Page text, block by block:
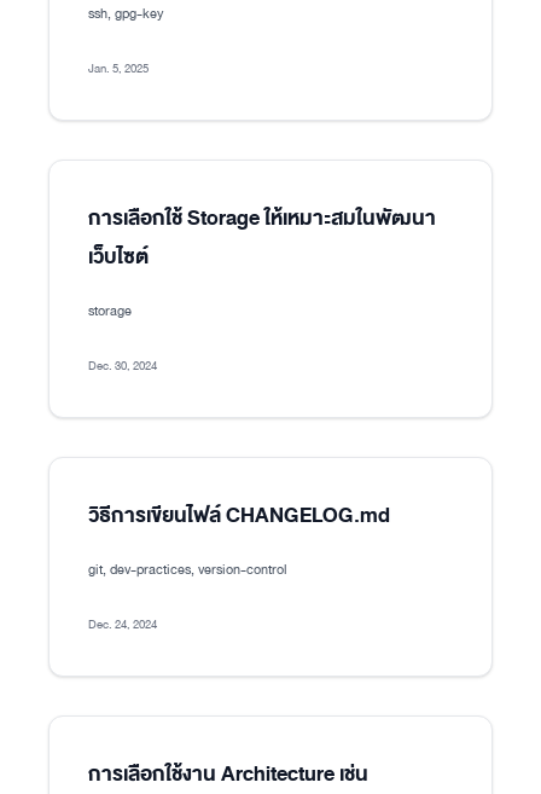
ssh, gpg-key
Jan. 5, 2025
การเลือกใช้ Storage ให้เหมาะสมในพัฒนา
เว็บไซต์
storage
Dec. 30, 2024
วิธีการเขียนไฟล์ CHANGELOG.md
git, dev-practices, version-control
Dec. 24, 2024
การเลือกใช้งาน Architecture เช่น